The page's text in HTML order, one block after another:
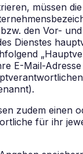
müssen
den Vor-
Dienstes
E-Mail-
zudem einen
für ihr